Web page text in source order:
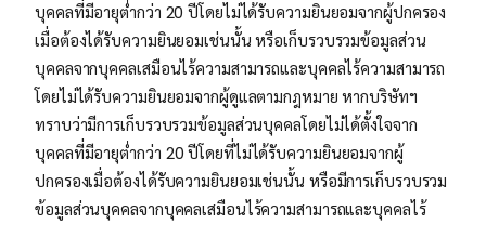
บุคคลที่มีอายุตํ่ากว่า 20 ปีโดยไม่ได้รับความยินยอมจากผู้ปกครอง
เมื่อต้องได้รับความยินยอมเช่นนั้น หรือเก็บรวบรวมข้อมูลส่วน
บุคคลจากบุคคลเสมือนไร้ความสามารถและบุคคลไร้ความสามารถ
โดยไม่ได้รับความยินยอมจากผู้ดูแลตามกฎหมาย หากบริษัทฯ
ทราบว่ามีการเก็บรวบรวมข้อมูลส่วนบุคคลโดยไม่ได้ตั้งใจจาก
บุคคลที่มีอายุต่ำกว่า 20 ปีโดยที่ไม่ได้รับความยินยอมจากผู้
ปกครองเมื่อต้องได้รับความยินยอมเช่นนั้น หรือมีการเก็บรวบรวม
ข้อมูลส่วนบุคคลจากบุคคลเสมือนไร้ความสามารถและบุคคลไร้